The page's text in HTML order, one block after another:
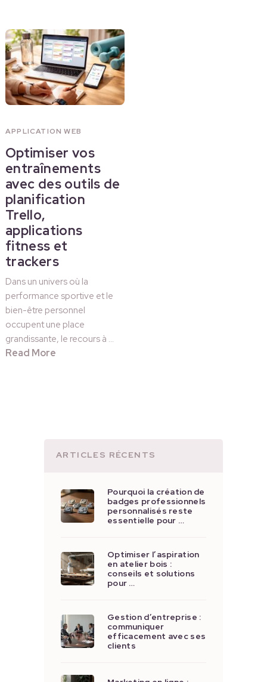
APPLICATION WEB
Optimiser vos
entraînements
avec des outils de
planification
Trello,
applications
fitness et
trackers
Dans un univers où la
performance sportive et le
bien-être personnel
occupent une place
grandissante, le recours à …
Read More
ARTICLES RÉCENTS
Pourquoi la création de
badges professionnels
personnalisés reste
essentielle pour …
Optimiser l’aspiration
en atelier bois :
conseils et solutions
pour …
Gestion d’entreprise :
communiquer
efficacement avec ses
clients